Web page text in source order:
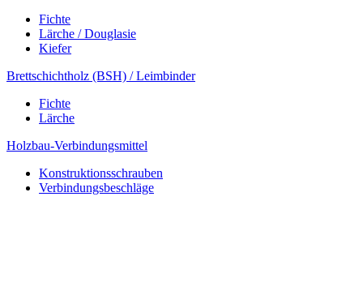
Fichte
Lärche / Douglasie
Kiefer
Brettschichtholz (BSH) / Leimbinder
Fichte
Lärche
Holzbau-Verbindungsmittel
Konstruktionsschrauben
Verbindungsbeschläge